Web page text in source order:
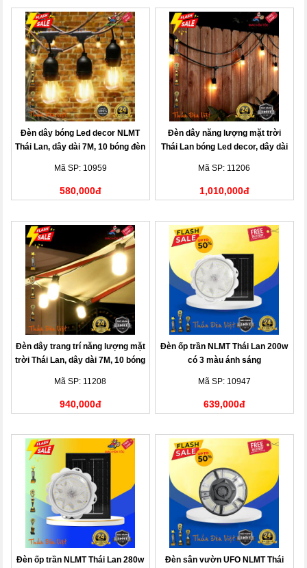
Đèn dây bóng Led decor NLMT
Thái Lan, dây dài 7M, 10 bóng đèn
Mã SP: 10959
580,000đ
Đèn dây năng lượng mặt trời
Thái Lan bóng Led decor, dây dài
Mã SP: 11206
1,010,000đ
Đèn dây trang trí năng lượng mặt
trời Thái Lan, dây dài 7M, 10 bóng
Mã SP: 11208
940,000đ
Đèn ốp trần NLMT Thái Lan 200w
có 3 màu ánh sáng
Mã SP: 10947
639,000đ
Đèn ốp trần NLMT Thái Lan 280w
Đèn sân vườn UFO NLMT Thái